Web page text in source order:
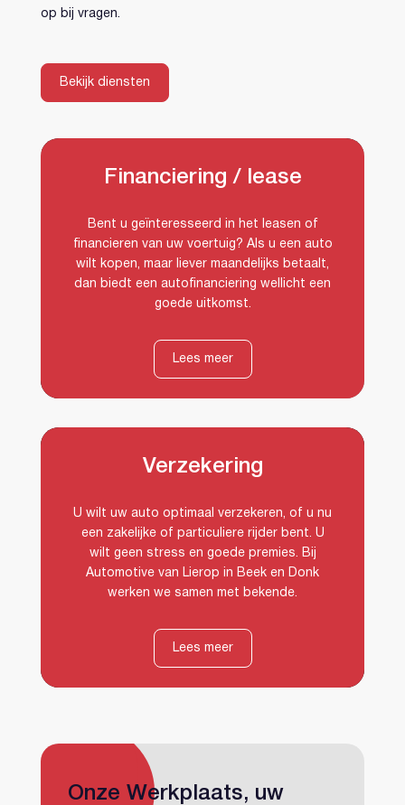
Heeft u al een account?
op bij vragen.
Bekijk diensten
Financiering / lease
Financiering / lease
Bent u geïnteresseerd in het leasen of
financieren van uw voertuig? Als u een auto
wilt kopen, maar liever maandelijks betaalt,
dan biedt een autofinanciering wellicht een
goede uitkomst.
Lees meer
Verzekering
Verzekering
U wilt uw auto optimaal verzekeren, of u nu
een zakelijke of particuliere rijder bent. U
wilt geen stress en goede premies. Bij
Automotive van Lierop in Beek en Donk
werken we samen met bekende.
Lees meer
Onze Werkplaats, uw